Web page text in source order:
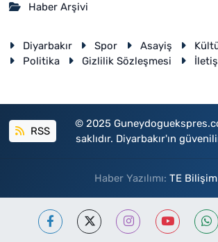
Haber Arşivi
Diyarbakır Spor Asayiş
Politika
Gizlilik Sözleşmesi
RSS
© 2025
saklıdır. Diyarbakır'ın
Haber Yazılımı: TE Bilişim